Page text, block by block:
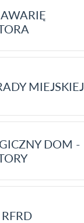
MIEJSKIEJ
DOM -